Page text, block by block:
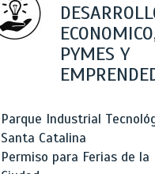
PYMES Y
Parque Industrial
Santa Catalina
Permiso para Ferias de la